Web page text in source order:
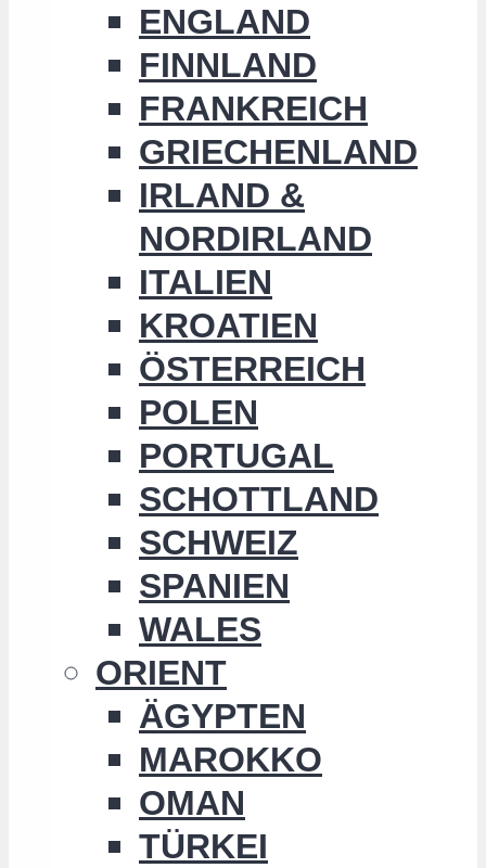
ENGLAND
FINNLAND
FRANKREICH
GRIECHENLAND
IRLAND &
NORDIRLAND
ITALIEN
KROATIEN
ÖSTERREICH
POLEN
PORTUGAL
SCHOTTLAND
SCHWEIZ
SPANIEN
WALES
ORIENT
ÄGYPTEN
MAROKKO
OMAN
TÜRKEI